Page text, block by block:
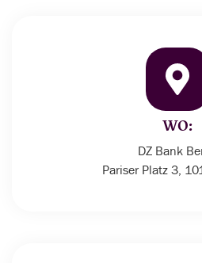
WO:
DZ Bank
Pariser Platz 3,